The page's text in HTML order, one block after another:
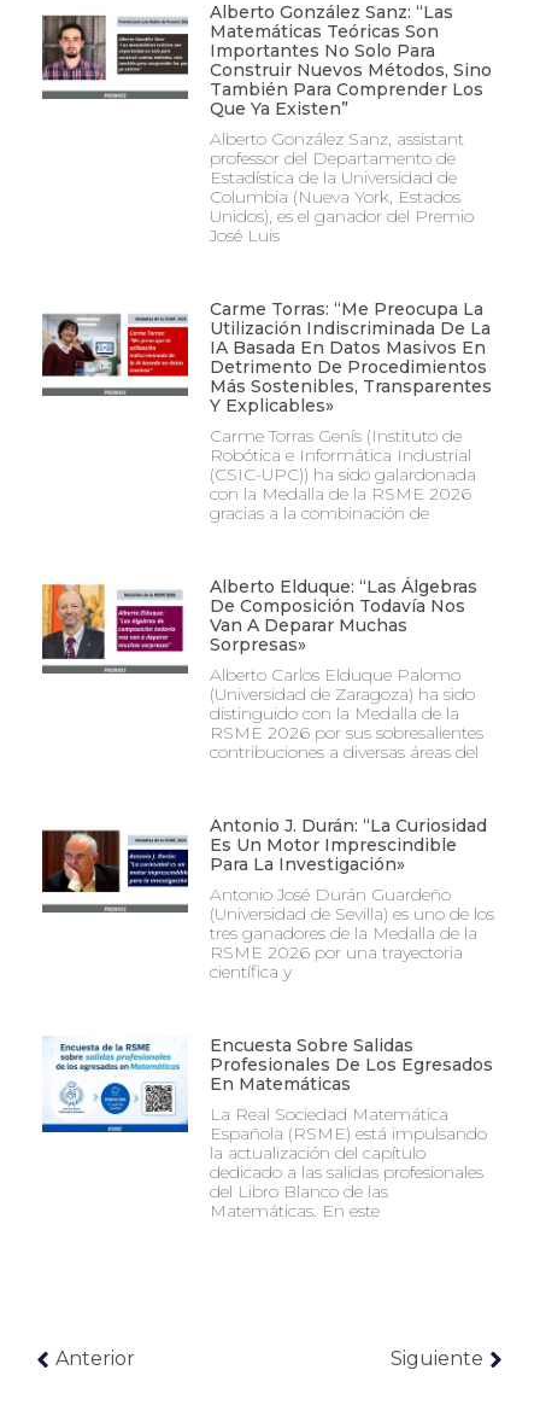
Alberto González Sanz: “Las
Matemáticas Teóricas Son
Importantes No Solo Para
Construir Nuevos Métodos, Sino
También Para Comprender Los
Que Ya Existen”
Alberto González Sanz, assistant
professor del Departamento de
Estadística de la Universidad de
Columbia (Nueva York, Estados
Unidos), es el ganador del Premio
José Luis
Carme Torras: “Me Preocupa La
Utilización Indiscriminada De La
IA Basada En Datos Masivos En
Detrimento De Procedimientos
Más Sostenibles, Transparentes
Y Explicables»
Carme Torras Genís (Instituto de
Robótica e Informática Industrial
(CSIC-UPC)) ha sido galardonada
con la Medalla de la RSME 2026
gracias a la combinación de
Alberto Elduque: “Las Álgebras
De Composición Todavía Nos
Van A Deparar Muchas
Sorpresas»
Alberto Carlos Elduque Palomo
(Universidad de Zaragoza) ha sido
distinguido con la Medalla de la
RSME 2026 por sus sobresalientes
contribuciones a diversas áreas del
Antonio J. Durán: “La Curiosidad
Es Un Motor Imprescindible
Para La Investigación»
Antonio José Durán Guardeño
(Universidad de Sevilla) es uno de los
tres ganadores de la Medalla de la
RSME 2026 por una trayectoria
científica y
Encuesta Sobre Salidas
Profesionales De Los Egresados
En Matemáticas
La Real Sociedad Matemática
Española (RSME) está impulsando
la actualización del capítulo
dedicado a las salidas profesionales
del Libro Blanco de las
Matemáticas. En este
Anterior Siguiente